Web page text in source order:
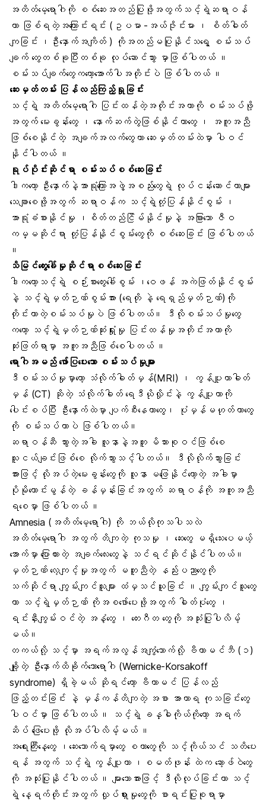
အတိတ်မေ့ရောဂါကို စစ်ဆေးအတည်ပြုဖို့အတွက်သင့်ရဲ့ဆရာဝန်
ဟာ ဖြစ်ရတဲ့အကြောင်းရင်း (ဥပမာ -အယ်ဇိုင်းမား ၊ စိတ်ဓါတ်
ကျခြင်း ၊ဦးနှောက်အကျိတ် ) ကိုအတည်မပြုနိုင်သရွေ့ စမ်းသပ်
ချက် တွေတစ်ခုပြီးတစ်ခု လုပ်ဆောင်သွား မှာဖြစ်ပါတယ် ။
စမ်းသပ်ချက်တွေကတော့အောက်ပါအတိုင်းပဲ ဖြစ်ပါတယ် ။
ဆေးမှတ်တမ်း ပြန်လည်ကြည့်ရှုခြင်း
သင့်ရဲ့ အတိတ်မေ့ရောဂါ ပြင်းထန်တဲ့အတိုင်းအတာကို စမ်းသပ်ဖို့
အတွက် မေးခွန်းတွေ ၊ နောက်ဆက်တွဲဖြစ်နိုင်တာတွေ ၊ အကူအညီ
ဖြစ်စေနိုင်တဲ့ အချက်အလက်တွေဟာ ဆေးမှတ်တမ်းထဲမှာ ပါဝင်
နိုင်ပါတယ် ။
ရုပ်ပိုင်းဆိုင်ရာ စမ်းသပ်စစ်ဆေးခြင်း
ဒါကတော့ ဦးနှောက်နဲ့အာရုံကြောအဖွဲ့အစည်းတွေရဲ့ လုပ်ငန်းဆောင်တာများ
သေချာစေဖို့အတွက် ဆရာဝန်က သင့်ရဲ့တုံ့ပြန်နိုင်စွမ်း ၊
အာရုံခံစားနိုင်မှု ၊စိတ်တည်ငြိမ်နိုင်မှုနဲ့ အခြားသော ဇီဝ
ကမ္မဆိုင်ရာ တုံ့ပြန်နိုင်စွမ်းတွေကို စစ်ဆေးခြင်း ဖြစ်ပါတယ်
။
သိမြင်တွေးခေါ်မှုဆိုင်ရာစစ်ဆေးခြင်း
ဒါကတော့သင့်ရဲ့ စဉ်းစားတွေးခေါ်စွမ်း ၊ဝေဖန် အကဲဖြတ်နိုင်စွမ်း
နဲ့ သင့်ရဲ့မှတ်ဉာဏ်စွမ်းအား (ရေတို နဲ့ ရေရှည်မှတ်ဉာဏ်)ကို
တိုင်းတာတဲ့စမ်းသပ်မှုပဲ ဖြစ်ပါတယ်။ ဒီလိုစမ်းသပ်မှုတွေ
ကတော့ သင့်ရဲ့မှတ်ဉာဏ်ဆုံးရှုံးမှု ပြင်းထန်မှုအတိုင်းအတာကို
ဆုံးဖြတ်ရာမှာ အကူအညီဖြစ်စေပါတယ် ။
ရောဂါအမည် ဖော်ပြပေးသော စမ်းသပ်မှုများ
ဒီစမ်းသပ်မှုမှာတော့ သံလိုက်ဓါတ်မှန်(MRI) ၊ ကွန်ပျူတာဓါတ်
မှန် (CT) ဆိုတဲ့ သံလိုက်ဓါတ် ရေဒီယိုလှိုင်းနဲ့ ကွန်ပျူတာကို
ပေါင်းစပ်ပြီး ဦးနှောက်ထဲမှာ ပျက်စီးနေတာတွေ၊ ပုံမှန်မဟုတ်တာတွေ
ကို စမ်းသပ်တာပဲ ဖြစ်ပါတယ်။
ဆရာဝန်ဆီ သွားတဲ့အခါ လူနာနဲ့အတူ မိသားစုဝင်ဖြစ်စေ
သူငယ်ချင်းဖြစ်စေ လိုက်သွားသင့်ပါတယ်။ ဒီလိုလိုက်သွားခြင်း
အားဖြင့် လိုအပ်တဲ့မေးခွန်းတွေကို လူနာ မဖြေနိုင်တော့တဲ့ အခါမှာ
ပိုမိုကောင်းမွန်တဲ့ ခန်မှန်းခြင်းအတွက် ဆရာဝန်ကို အကူအညီ
ရစေမှာ ဖြစ်ပါတယ် ။
Amnesia (အတိတ်မေ့ရောဂါ) ကို ဘယ်လိုကုသပါသလဲ
အတိတ်မေ့ရောဂါ အတွက် တိကျတဲ့ ကုသမှု ၊ ဆေးတွေ မရှိသေးပေမယ့်
အောက်မှာ ပြောထားတဲ့ အချက်လေးတွေနဲ့ သင်ရင်ဆိုင်နိုင်ပါတယ်။
မှတ်ဉာဏ် လေ့ကျင့်မှုအတွက် မတူညီတဲ့ နည်းပညာတွေကို
သက်ဆိုင်ရာ ကျွမ်းကျင်သူများ ထံမှသင်ယူခြင်း ။ ကျွမ်းကျင်သူတွေ
ဟာ သင့်ရဲ့မှတ်ဉာဏ် ကိုအစဖော်ပေးဖို့အတွက် ဓါတ်ပုံတွေ ၊
ရင်းနှီးကျွမ်းဝင်တဲ့ အနံ့တွေ ၊ တေးဂီတ တွေကို အသုံးပြုပါလိမ့်
မယ်။
တကယ်လို့ သင့်မှာ အရက်အလွန်အကျွံသောက်လို့ ဗီတာမင်ဘီ (၁)
ချို့တဲ့ ဦးနှောက်ထိခိုက်သောရောဂါ (Wernicke-Korsakoff
syndrome) ရှိခဲ့မယ် ဆိုရင်တော့ ဗီတာမင် ပြန်လည်
ဖြည့်တင်းခြင်း နဲ့ မှန်ကန်တိကျတဲ့ အစာ အာဟာရ ကုသခြင်းတွေ
ပါဝင်မှာ ဖြစ်ပါတယ် ။ သင့်ရဲ့ ခန္ဓါကိုယ်ကိုတော့ အရက်
ဆိပ် ဖြေပေးဖို့ လိုအပ်ပါလိမ့်မယ် ။
အရေးကြီးနေ့တွေ ၊ဆေးသောက်ရမှာတွေ စတာတွေကို သင့်ကိုယ်သင် သတိပေး
ရန် အတွက် သင့်ရဲ့ ကွန်ပျူတာ ၊စမတ်ဖုန်း ထဲက ဆော့ဖ်ဝဲတွေ
ကို အသုံးပြုနိုင်ပါတယ် ။ များသောအားဖြင့် ဒီလိုလုပ်ခြင်းဟာ သင့်
ရဲ့ နေ့ရက်တိုင်းအတွက် လှုပ်ရှားမှုတွေကို စာရင်းပြုစုရာမှာ